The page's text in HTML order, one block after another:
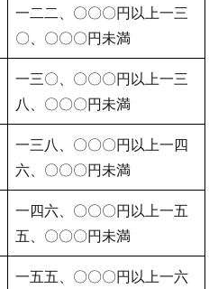
一二二、〇〇〇円以上一三
〇、〇〇〇円未満
一三〇、〇〇〇円以上一三
八、〇〇〇円未満
一三八、〇〇〇円以上一四
六、〇〇〇円未満
一四六、〇〇〇円以上一五
五、〇〇〇円未満
一五五、〇〇〇円以上一六